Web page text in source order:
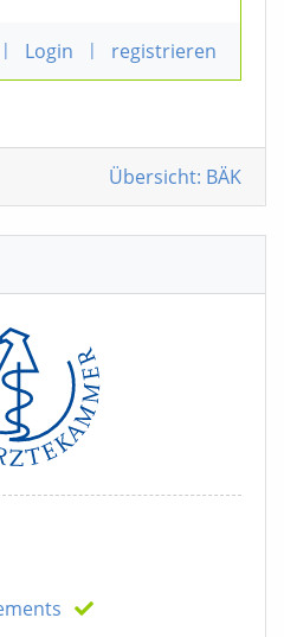
| Login | registrieren
Übersicht: BÄK